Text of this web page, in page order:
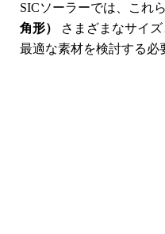
SICソーラーでは、これ
角形）
さまざまなサイ
最適な素材を検討する必